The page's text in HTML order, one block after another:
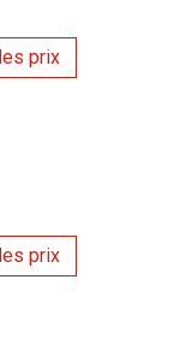
prix
prix